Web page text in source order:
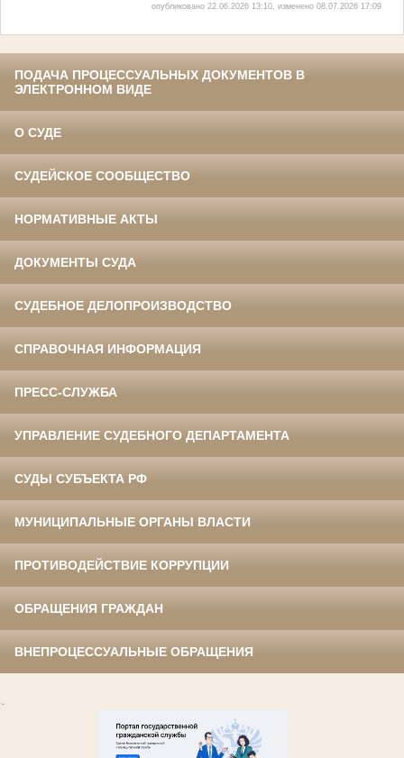
опубликовано 22.06.2026 13:10, изменено 08.07.2026 17:09
ПОДАЧА ПРОЦЕССУАЛЬНЫХ ДОКУМЕНТОВ В
ЭЛЕКТРОННОМ ВИДЕ
О СУДЕ
СУДЕЙСКОЕ СООБЩЕСТВО
НОРМАТИВНЫЕ АКТЫ
ДОКУМЕНТЫ СУДА
СУДЕБНОЕ ДЕЛОПРОИЗВОДСТВО
СПРАВОЧНАЯ ИНФОРМАЦИЯ
ПРЕСС-СЛУЖБА
УПРАВЛЕНИЕ СУДЕБНОГО ДЕПАРТАМЕНТА
СУДЫ СУБЪЕКТА РФ
МУНИЦИПАЛЬНЫЕ ОРГАНЫ ВЛАСТИ
ПРОТИВОДЕЙСТВИЕ КОРРУПЦИИ
ОБРАЩЕНИЯ ГРАЖДАН
ВНЕПРОЦЕССУАЛЬНЫЕ ОБРАЩЕНИЯ